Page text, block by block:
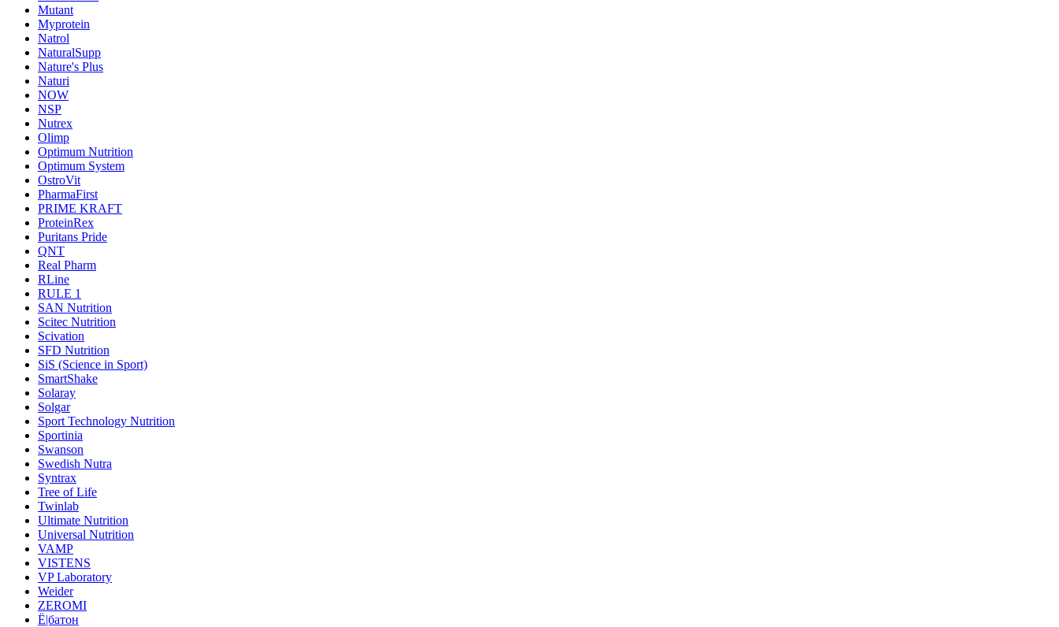
Mutant
Myprotein
Natrol
NaturalSupp
Nature's Plus
Naturi
NOW
NSP
Nutrex
Olimp
Optimum Nutrition
Optimum System
OstroVit
PharmaFirst
PRIME KRAFT
ProteinRex
Puritans Pride
QNT
Real Pharm
RLine
RULE 1
SAN Nutrition
Scitec Nutrition
Scivation
SFD Nutrition
SiS (Science in Sport)
SmartShake
Solaray
Solgar
Sport Technology Nutrition
Sportinia
Swanson
Swedish Nutra
Syntrax
Tree of Life
Twinlab
Ultimate Nutrition
Universal Nutrition
VAMP
VISTENS
VP Laboratory
Weider
ZEROMI
Ё|батон